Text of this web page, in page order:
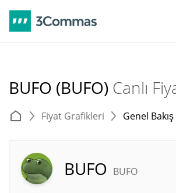
BUFO (BUFO) Canlı
Fiyat Grafikleri Genel Bakış
BUFO BUFO